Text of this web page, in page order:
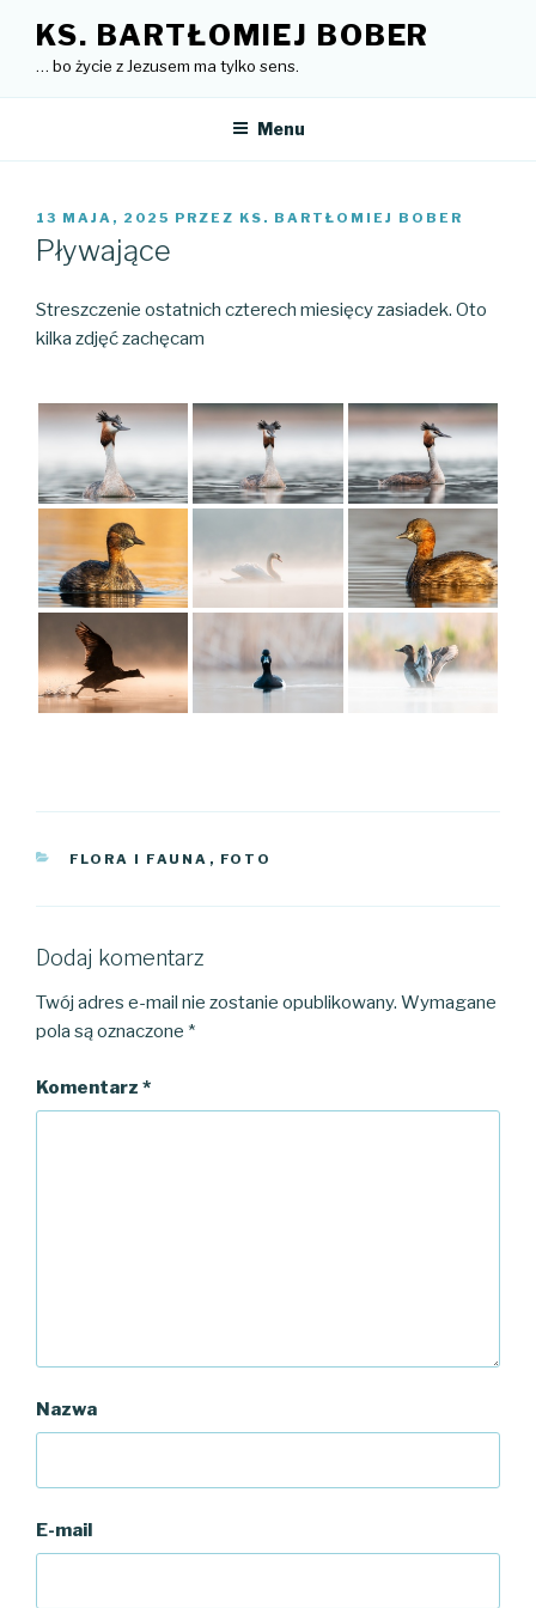
treści
KS. BARTŁOMIEJ BOBER
… bo życie z Jezusem ma tylko sens.
Menu
OPUBLIKOWANE
W
13 MAJA, 2025 PRZEZ KS. BARTŁOMIEJ BOBER
Pływające
Streszczenie ostatnich czterech miesięcy zasiadek. Oto
kilka zdjęć zachęcam
KATEGORIE
FLORA I FAUNA , FOTO
Dodaj komentarz
Twój adres e-mail nie zostanie opublikowany. Wymagane
pola są oznaczone *
Komentarz *
Nazwa
E-mail